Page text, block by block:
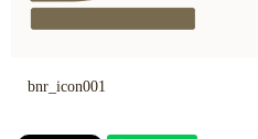
bnr_icon001